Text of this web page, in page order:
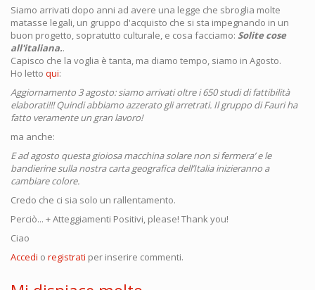
Siamo arrivati dopo anni ad avere una legge che sbroglia molte
matasse legali, un gruppo d'acquisto che si sta impegnando in un
buon progetto, sopratutto culturale, e cosa facciamo: Solite cose
all'italiana..
Capisco che la voglia è tanta, ma diamo tempo, siamo in Agosto.
Ho letto qui:
Aggiornamento 3 agosto: siamo arrivati oltre i 650 studi di fattibilità
elaborati!!! Quindi abbiamo azzerato gli arretrati. Il gruppo di Fauri ha
fatto veramente un gran lavoro!
ma anche:
E ad agosto questa gioiosa macchina solare non si fermera’ e le
bandierine sulla nostra carta geografica dell’Italia inizieranno a
cambiare colore.
Credo che ci sia solo un rallentamento.
Perciò... + Atteggiamenti Positivi, please! Thank you!
Ciao
Accedi o registrati per inserire commenti.